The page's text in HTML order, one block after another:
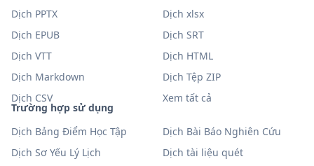
Trường hợp sử dụng
Dịch Bảng Điểm Học Tập
Dịch Bài Báo Nghiên Cứu
Dịch Sơ Yếu Lý Lịch
Dịch tài liệu quét
Dịch PPTX
Dịch xlsx
Dịch EPUB
Dịch SRT
Dịch VTT
Dịch HTML
Dịch Markdown
Dịch Tệp ZIP
Dịch CSV
Xem tất cả